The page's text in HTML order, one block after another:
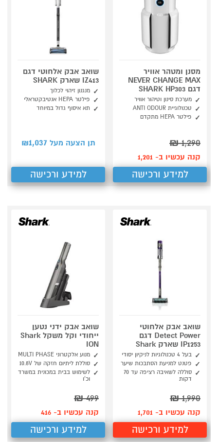
מסנן ומטהר אוויר
NEVER CHANGE MAX
דגם SHARK HP303
מערכת סינון וטיהור אוויר
טכנולוגיית ANTI ODOUR
פילטר HEPA מתקדם
1,290
₪
קנה עכשיו ב- 1,201
למידע ורכישה
שואב אבק אלחוטי דגם
IZ413 שארק SHARK
מנגנון זיהוי לכלוך
פילטר HEPA אנטיבקטראלי
תא איסוף גדול במיוחד
תן הצעה מעל ₪ 1,037
למידע ורכישה
שואב אבק אלחוטי
Detect Power דגם
IP1253 שארק Shark
בעל 4 טכנולוגיות לניקיון יסודי
פטנט למניעת הסתבכות שיער
סוללה לשאיבה רציפה עד 70
דקות
1,990
₪
קנה עכשיו ב- 1,701
למידע ורכישה
שואב אבק ידני נטען
ייחודי וקל משקל Shark
ION
מנוע אלקטרוני MULTI PHASE
סוללת ליתיום חזקה של 10.8V
לשימוש בבית במכונית במשרד
וכ'ו
499
₪
קנה עכשיו ב- 416
למידע ורכישה